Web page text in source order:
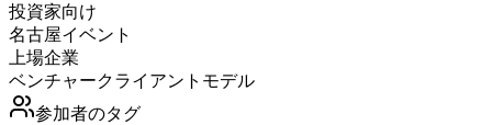
投資家向け
名古屋イベント
上場企業
ベンチャークライアントモデル
参加者のタグ